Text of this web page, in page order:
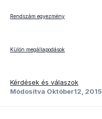
Rendszám egyezmény
Külön megállapodások
Kérdések és válaszok
Módosítva Október12, 2015